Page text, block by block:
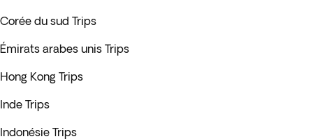
Corée du sud Trips
Émirats arabes unis Trips
Hong Kong Trips
Inde Trips
Indonésie Trips